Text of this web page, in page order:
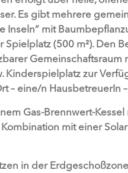
Es gibt mehrere
Inseln“ mit
(500 m²). Den
Gemeinschaftsraum
Kinderspielplatz zur
– eine/n HausbetreuerIn
Gas-Brennwert-Kessel
mit einer
in der